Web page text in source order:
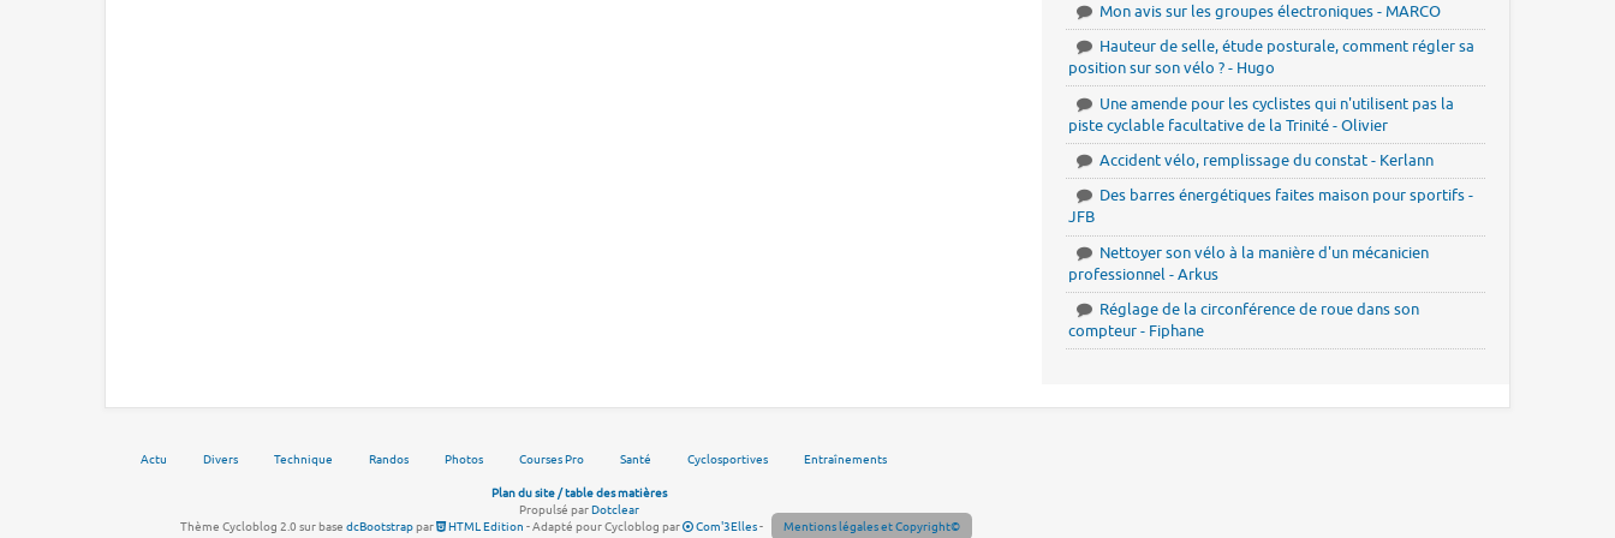
Mon avis sur les groupes électroniques - MARCO
Hauteur de selle, étude posturale, comment régler sa
position sur son vélo ? - Hugo
Une amende pour les cyclistes qui n'utilisent pas la
piste cyclable facultative de la Trinité - Olivier
Accident vélo, remplissage du constat - Kerlann
Des barres énergétiques faites maison pour sportifs -
JFB
Nettoyer son vélo à la manière d'un mécanicien
professionnel - Arkus
Réglage de la circonférence de roue dans son
compteur - Fiphane
Actu Divers Technique Randos Photos Courses Pro Santé Cyclosportives Entraînements
Plan du site / table des matières
Propulsé parDotclear
Thème Cycloblog 2.0 sur base dcBootstrappar HTML Edition - Adapté pour Cycloblog par Com'3Elles- Mentions légales et Copyright©